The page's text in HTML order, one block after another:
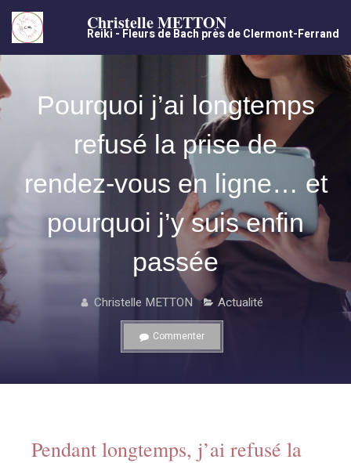
Christelle METTON
Reiki - Fleurs de Bach près de Clermont-Ferrand
Pourquoi j’ai longtemps
refusé la prise de
rendez‑vous en ligne… et
pourquoi j’y suis enfin
passée
Christelle METTON Actualité
Commenter
Pendant longtemps, j’ai refusé la